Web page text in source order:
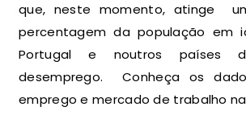
que, neste momento, atinge
percentagem da população em
Portugal e noutros países
desemprego. Conheça os
emprego e mercado de trabalho na